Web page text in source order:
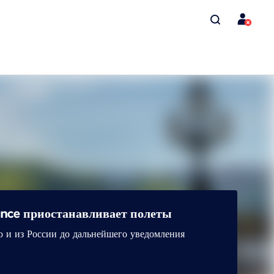
приостанавливает полеты
и из России до дальнейшего уведомления